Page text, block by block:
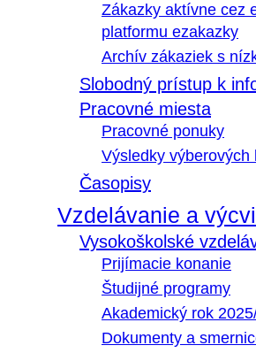
Zákazky aktívne cez
platformu ezakazky
Archív zákaziek s
Slobodný prístup k
Pracovné miesta
Pracovné ponuky
Výsledky výberových
Časopisy
Vzdelávanie a
Vysokoškolské
Prijímacie konanie
Študijné programy
Akademický rok
Dokumenty a